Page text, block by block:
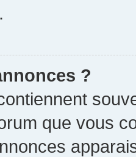
?
que vous